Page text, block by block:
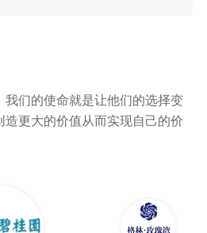
两个核心信息做足做好。
们的使命就是让他们的选择变
更大的价值从而实现自己的价